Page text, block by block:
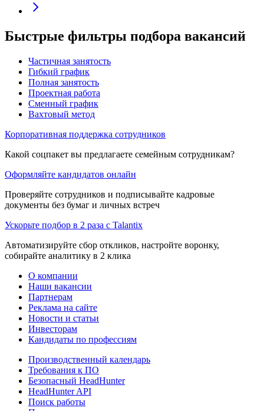
Быстрые фильтры подбора вакансий
Частичная занятость
Гибкий график
Полная занятость
Проектная работа
Сменный график
Вахтовый метод
Корпоративная поддержка сотрудников
Какой соцпакет вы предлагаете семейным сотрудникам?
Оформляйте кандидатов онлайн
Проверяйте сотрудников и подписывайте кадровые
документы без бумаг и личных встреч
Ускорьте подбор в 2 раза с Talantix
Автоматизируйте сбор откликов, настройте воронку,
собирайте аналитику в 2 клика
О компании
Наши вакансии
Партнерам
Реклама на сайте
Новости и статьи
Инвесторам
Кандидаты по профессиям
Производственный календарь
Требования к ПО
Безопасный HeadHunter
HeadHunter API
Поиск работы